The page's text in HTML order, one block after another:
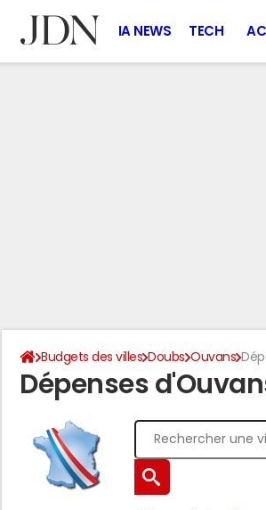
IA NEWS TECH
Budgets des villes Doubs Ouvans
Dépenses